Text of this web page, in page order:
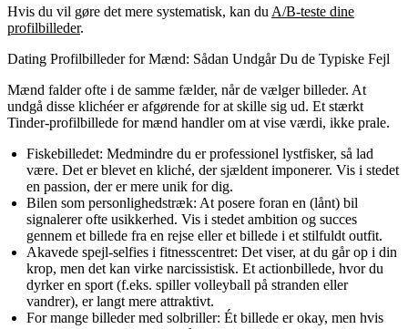
Hvis du vil gøre det mere systematisk, kan du A/B-teste dine
profilbilleder.
Dating Profilbilleder for Mænd: Sådan Undgår Du de Typiske Fejl
Mænd falder ofte i de samme fælder, når de vælger billeder. At
undgå disse klichéer er afgørende for at skille sig ud. Et stærkt
Tinder-profilbillede for mænd handler om at vise værdi, ikke prale.
Fiskebilledet: Medmindre du er professionel lystfisker, så lad
være. Det er blevet en kliché, der sjældent imponerer. Vis i stedet
en passion, der er mere unik for dig.
Bilen som personlighedstræk: At posere foran en (lånt) bil
signalerer ofte usikkerhed. Vis i stedet ambition og succes
gennem et billede fra en rejse eller et billede i et stilfuldt outfit.
Akavede spejl-selfies i fitnesscentret: Det viser, at du går op i din
krop, men det kan virke narcissistisk. Et actionbillede, hvor du
dyrker en sport (f.eks. spiller volleyball på stranden eller
vandrer), er langt mere attraktivt.
For mange billeder med solbriller: Ét billede er okay, men hvis